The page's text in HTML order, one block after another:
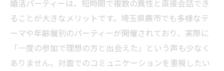
婚活パーティーは、短時間で複数の異性と直接会話でき
ることが大きなメリットです。埼玉県蕨市でも多様なテ
ーマや年齢層別のパーティーが開催されており、実際に
「一度の参加で理想の方と出会えた」という声も少なく
ありません。対面でのコミュニケーションを重視したい